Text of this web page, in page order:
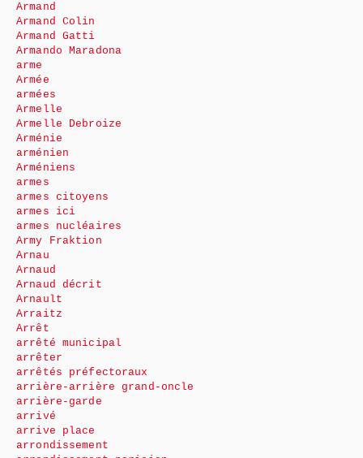
Armand
Armand Colin
Armand Gatti
Armando Maradona
arme
Armée
armées
Armelle
Armelle Debroize
Arménie
arménien
Arméniens
armes
armes citoyens
armes ici
armes nucléaires
Army Fraktion
Arnau
Arnaud
Arnaud décrit
Arnault
Arraitz
Arrêt
arrêté municipal
arrêter
arrêtés préfectoraux
arrière-arrière grand-oncle
arrière-garde
arrivé
arrive place
arrondissement